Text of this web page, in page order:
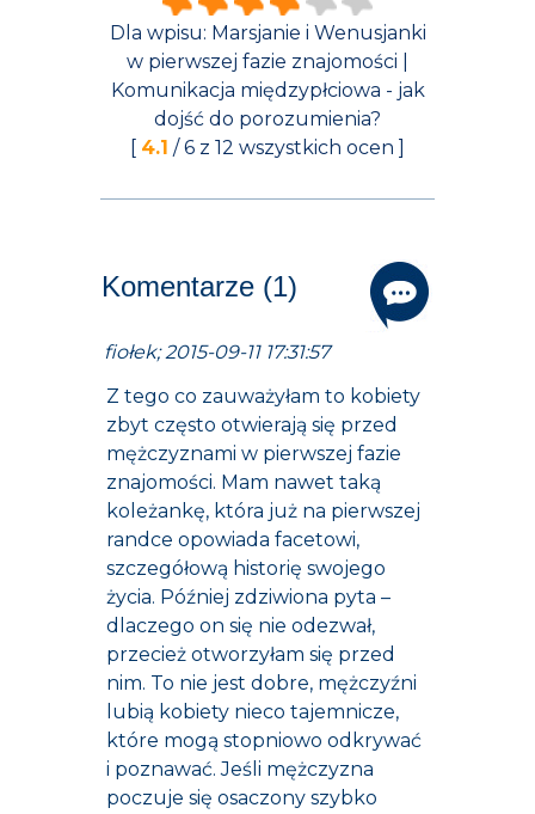
Dla wpisu: Marsjanie i Wenusjanki
w pierwszej fazie znajomości |
Komunikacja międzypłciowa - jak
dojść do porozumienia?
[ 4.1 /6 z 12 wszystkich ocen ]
Komentarze (1)
fiołek; 2015-09-11 17:31:57
Z tego co zauważyłam to kobiety
zbyt często otwierają się przed
mężczyznami w pierwszej fazie
znajomości. Mam nawet taką
koleżankę, która już na pierwszej
randce opowiada facetowi,
szczegółową historię swojego
życia. Później zdziwiona pyta –
dlaczego on się nie odezwał,
przecież otworzyłam się przed
nim. To nie jest dobre, mężczyźni
lubią kobiety nieco tajemnicze,
które mogą stopniowo odkrywać
i poznawać. Jeśli mężczyzna
poczuje się osaczony szybko